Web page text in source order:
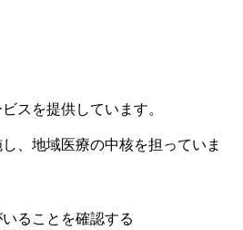
スを提供しています。
、地域医療の中核を担っていま
ることを確認する